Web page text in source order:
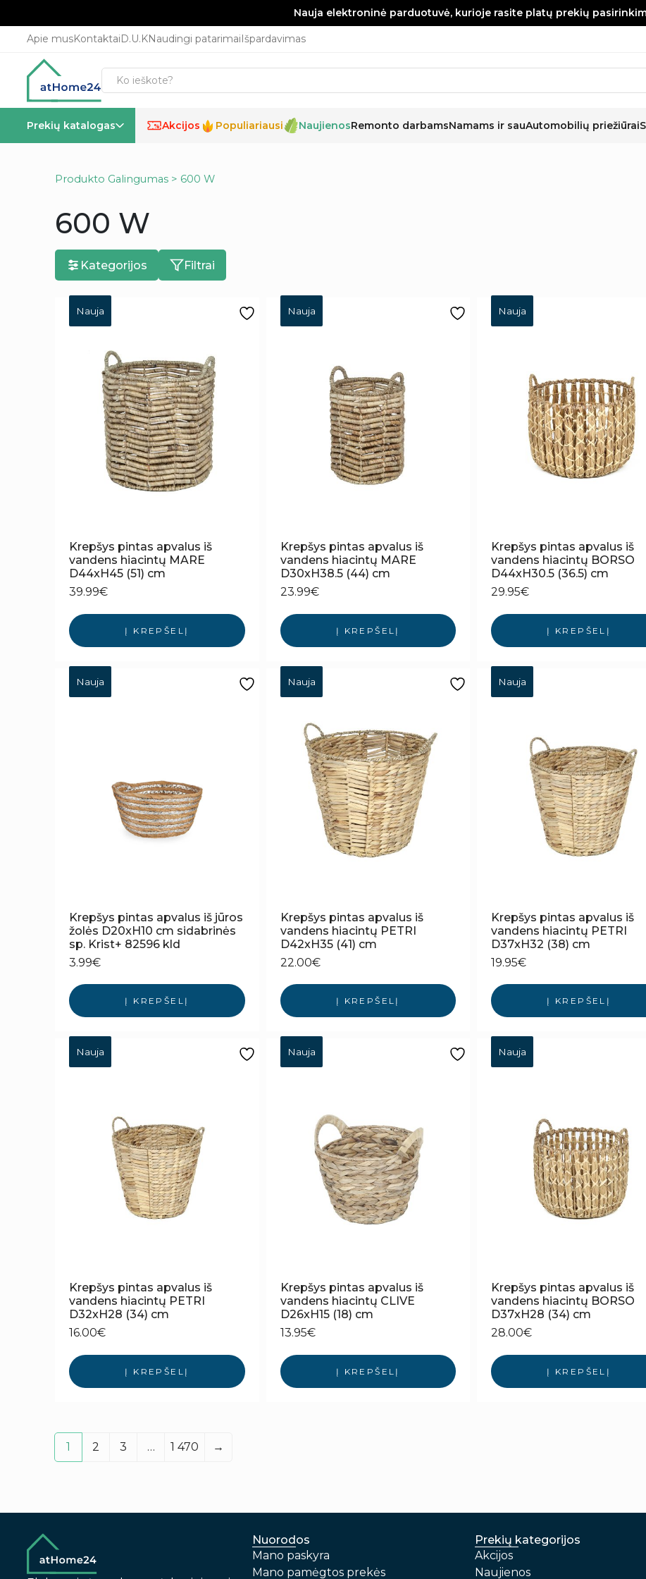
Nauja elektroninė parduotuvė, kurioje rasite platų prekių
Apie musKontaktaiD.U.KNaudingi patarimaiIšpardavimas
Prekių katalogas % Akcijos Populiariausi NaujienosRemonto darbamsNamams ir sauAutomobilių priežiūrai
Produkto Galingumas > 600 W
600 W
Kategorijos Filtrai
Nauja
Krepšys pintas apvalus iš
vandens hiacintų MARE
D44xH45 (51) cm
39.99€
Į KREPŠELĮ
Nauja
Krepšys pintas apvalus iš
vandens hiacintų MARE
D30xH38.5 (44) cm
23.99€
Į KREPŠELĮ
Nauja
Krepšys pintas apvalus iš
vandens hiacintų BORSO
D44xH30.5 (36.5) cm
29.95€
Į KREPŠELĮ
Nauja
Krepšys pintas apvalus iš jūros
žolės D20xH10 cm sidabrinės
sp. Krist+ 82596 kld
3.99€
Į KREPŠELĮ
Nauja
Krepšys pintas apvalus iš
vandens hiacintų PETRI
D42xH35 (41) cm
22.00€
Į KREPŠELĮ
Nauja
Krepšys pintas apvalus iš
vandens hiacintų PETRI
D37xH32 (38) cm
19.95€
Į KREPŠELĮ
Nauja
Krepšys pintas apvalus iš
vandens hiacintų PETRI
D32xH28 (34) cm
16.00€
Į KREPŠELĮ
Nauja
Krepšys pintas apvalus iš
vandens hiacintų CLIVE
D26xH15 (18) cm
13.95€
Į KREPŠELĮ
Nauja
Krepšys pintas apvalus iš
vandens hiacintų BORSO
D37xH28 (34) cm
28.00€
Į KREPŠELĮ
1 2 3 … 1 470 →
Nuorodos
Mano paskyra
Mano pamėgtos prekės
Prekių kategorijos
Akcijos
Naujienos